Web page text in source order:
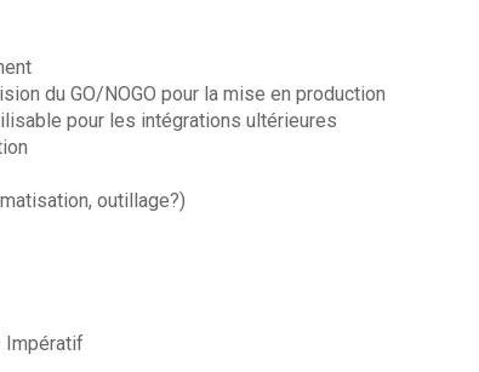
du GO/NOGO pour la mise en production
pour les intégrations ultérieures
outillage?)
Impératif